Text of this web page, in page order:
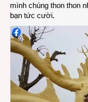
mình chúng thon thon
bạn tức cười.